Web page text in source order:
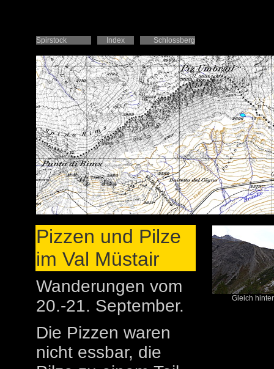
Spirstock Index Schlossberg
Pizzen und Pilze
im Val Müstair
Gleich
Wanderungen vom
20.-21. September.
Die Pizzen waren
nicht essbar, die